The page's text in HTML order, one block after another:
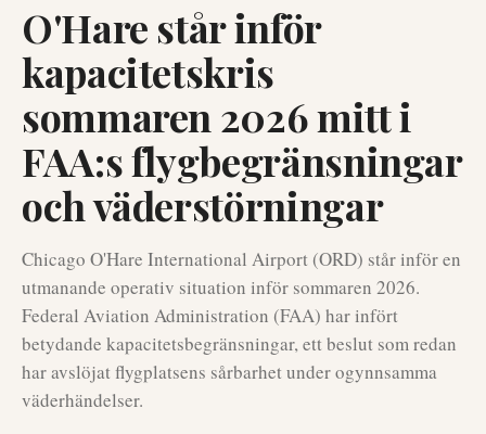
O'Hare står inför
kapacitetskris
sommaren 2026 mitt i
FAA:s flygbegränsningar
och väderstörningar
Chicago O'Hare International Airport (ORD) står inför en
utmanande operativ situation inför sommaren 2026.
Federal Aviation Administration (FAA) har infört
betydande kapacitetsbegränsningar, ett beslut som redan
har avslöjat flygplatsens sårbarhet under ogynnsamma
väderhändelser.